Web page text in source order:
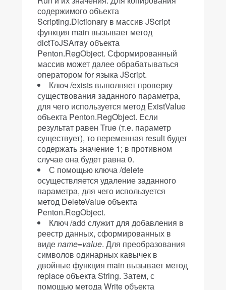
содержимого объекта
Scripting.Dictionary в массив JScript
функция main вызывает метод
dictToJSArray объекта
Penton.RegObject. Сформированный
массив может далее обрабатываться
оператором for языка JScript.
Ключ /exists выполняет проверку
существования заданного параметра,
для чего используется метод ExistValue
объекта Penton.RegObject. Если
результат равен True (т.е. параметр
существует), то переменная result будет
содержать значение 1; в противном
случае она будет равна 0.
С помощью ключа /delete
осуществляется удаление заданного
параметра, для чего используется
метод DeleteValue объекта
Penton.RegObject.
Ключ /add служит для добавления в
реестр данных, сформированных в
видеname=value. Для преобразования
символов одинарных кавычек в
двойные функция main вызывает метод
replace объекта String. Затем, с
помощью метода Write объекта